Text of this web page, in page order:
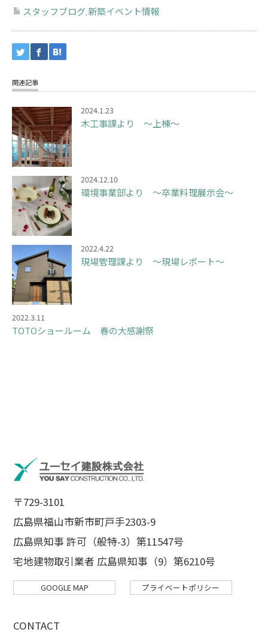
スタッフブログ, 新築イベント情報
関連記事
2024.1.23
木工事課より ～上棟～
2024.12.10
環境事業部より ～卒業料理展示会～
2022.4.22
現場管理課より ～現場レポート～
2022.3.11
TOTOショールーム 春の大感謝祭
〒729-3101
広島県福山市新市町戸手2303-9
広島県知事 許可（般特-3）第11547号
宅地建物取引業者 広島県知事（9）第6210号
GOOGLE MAP プライベートポリシー
CONTACT